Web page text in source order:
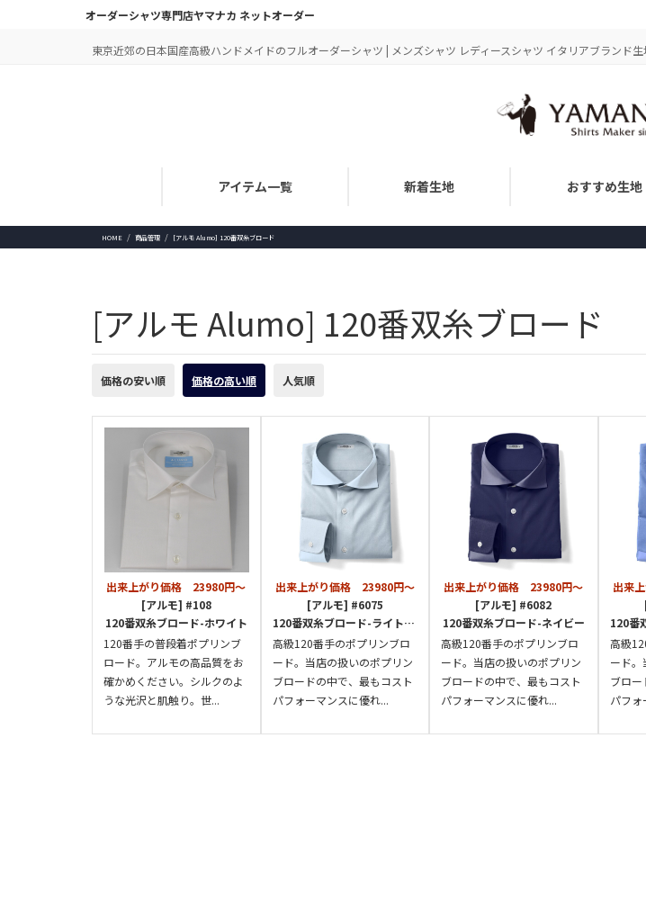
オーダーシャツ専門店ヤマナカ ネットオーダー
東京近郊の日本国産高級ハンドメイドのフルオーダーシャツ | メンズシャツ レディースシャツ イタリアブラン
アイテム一覧 新着生地 おすすめ生地
HOME 商品管理 [アルモ Alumo] 120番双糸ブロード
[アルモ Alumo] 120番双糸ブロード
価格の安い順 価格の高い順 人気順
出来上がり価格 23980円～
[アルモ] #108
120番双糸ブロード-ホワイト
120番手の普段着ポプリンブ
ロード。アルモの高品質をお
確かめください。シルクのよ
うな光沢と肌触り。世...
出来上がり価格 23980円～
[アルモ] #6075
120番双糸ブロード-ライトブルー
高級120番手のポプリンブロ
ード。当店の扱いのポプリン
ブロードの中で、最もコスト
パフォーマンスに優れ...
出来上がり価格 23980円～
[アルモ] #6082
120番双糸ブロード-ネイビー
高級120番手のポプリンブロ
ード。当店の扱いのポプリン
ブロードの中で、最もコスト
パフォーマンスに優れ...
出来
120番双
高級
ード。
ブロー
パフォ